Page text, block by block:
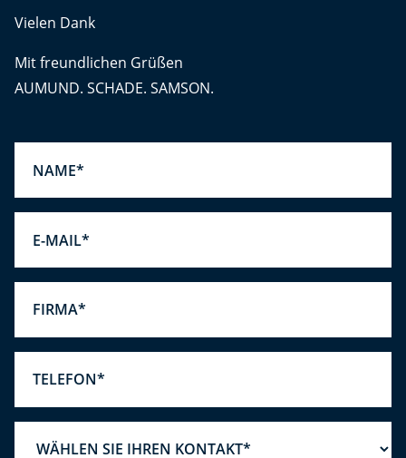
Vielen Dank
Mit freundlichen Grüßen
AUMUND. SCHADE. SAMSON.